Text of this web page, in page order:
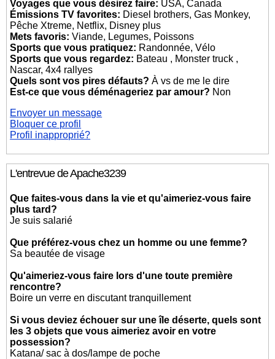
Voyages que vous désirez faire: USA, Canada
Émissions TV favorites: Diesel brothers, Gas Monkey,
Pêche Xtreme, Netflix, Disney plus
Mets favoris: Viande, Legumes, Poissons
Sports que vous pratiquez: Randonnée, Vélo
Sports que vous regardez: Bateau , Monster truck ,
Nascar, 4x4 rallyes
Quels sont vos pires défauts? À vs de me le dire
Est-ce que vous déménageriez par amour? Non
Envoyer un message
Bloquer ce profil
Profil inapproprié?
L'entrevue de Apache3239
Que faites-vous dans la vie et qu'aimeriez-vous faire
plus tard?
Je suis salarié
Que préférez-vous chez un homme ou une femme?
Sa beautée de visage
Qu'aimeriez-vous faire lors d'une toute première
rencontre?
Boire un verre en discutant tranquillement
Si vous deviez échouer sur une île déserte, quels sont
les 3 objets que vous aimeriez avoir en votre
possession?
Katana/ sac à dos/lampe de poche